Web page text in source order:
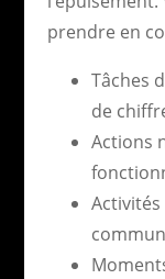
prendre en
Tâches
de
Actions